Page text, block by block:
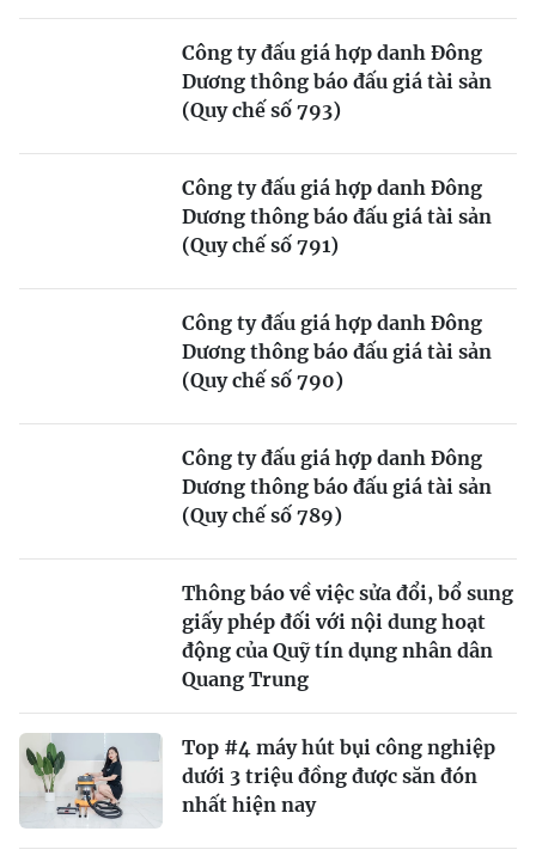
Công ty đấu giá hợp danh Đông
Dương thông báo đấu giá tài sản
(Quy chế số 793)
Công ty đấu giá hợp danh Đông
Dương thông báo đấu giá tài sản
(Quy chế số 791)
Công ty đấu giá hợp danh Đông
Dương thông báo đấu giá tài sản
(Quy chế số 790)
Công ty đấu giá hợp danh Đông
Dương thông báo đấu giá tài sản
(Quy chế số 789)
Thông báo về việc sửa đổi, bổ sung
giấy phép đối với nội dung hoạt
động của Quỹ tín dụng nhân dân
Quang Trung
Top #4 máy hút bụi công nghiệp
dưới 3 triệu đồng được săn đón
nhất hiện nay